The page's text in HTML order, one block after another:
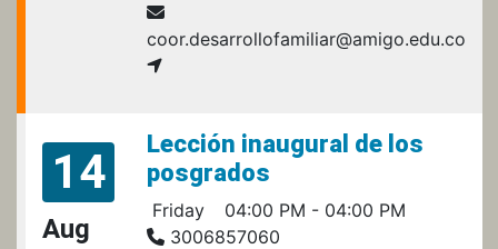
coor.desarrollofamiliar@amigo.edu.co
14
Aug
Lección inaugural de los
posgrados
Friday
04:00 PM - 04:00 PM
3006857060